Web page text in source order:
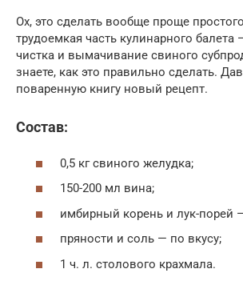
Ох, это сделать вообще проще
трудоемкая часть кулинарного балета
чистка и вымачивание свиного
знаете, как это правильно сделать.
поваренную книгу новый рецепт.
Состав:
0,5 кг свиного желудка;
150-200 мл вина;
имбирный корень и лук-порей
пряности и соль — по вкусу;
1 ч. л. столового крахмала.